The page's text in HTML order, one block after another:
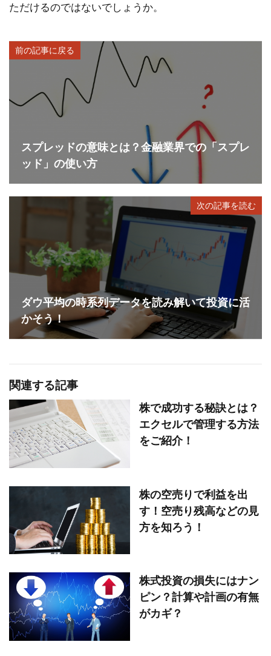
ただけるのではないでしょうか。
前の記事に戻る
スプレッドの意味とは？金融業界での「スプレ
ッド」の使い方
次の記事を読む
ダウ平均の時系列データを読み解いて投資に活
かそう！
関連する記事
株で成功する秘訣とは？
エクセルで管理する方法
をご紹介！
株の空売りで利益を出
す！空売り残高などの見
方を知ろう！
株式投資の損失にはナン
ピン？計算や計画の有無
がカギ？